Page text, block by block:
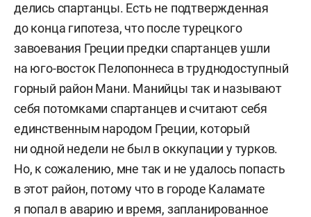
делись спартанцы. Есть не подтвержденная
до конца гипотеза, что после турецкого
завоевания Греции предки спартанцев ушли
на юго-восток Пелопоннеса в труднодоступный
горный район Мани. Манийцы так и называют
себя потомками спартанцев и считают себя
единственным народом Греции, который
ни одной недели не был в оккупации у турков.
Но, к сожалению, мне так и не удалось попасть
в этот район, потому что в городе Каламате
я попал в аварию и время, запланированное